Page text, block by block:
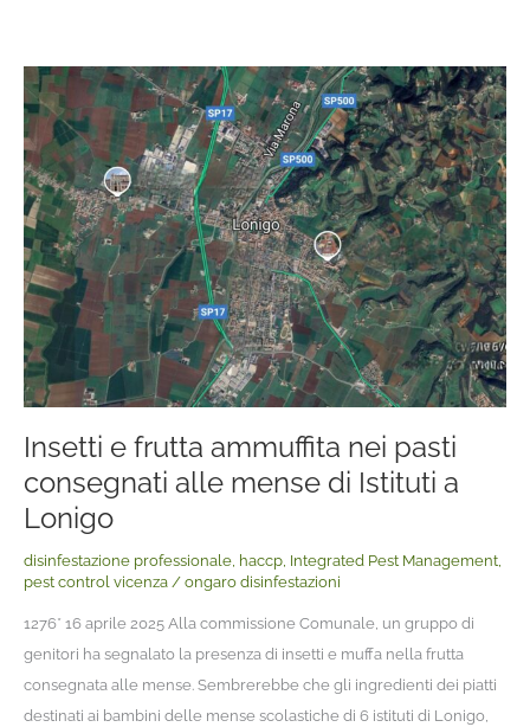
Insetti e frutta ammuffita nei pasti
consegnati alle mense di Istituti a
Lonigo
disinfestazione professionale, haccp, Integrated Pest Management,
pest control vicenza/ ongaro disinfestazioni
1276* 16 aprile 2025 Alla commissione Comunale, un gruppo di
genitori ha segnalato la presenza di insetti e muffa nella frutta
consegnata alle mense. Sembrerebbe che gli ingredienti dei piatti
destinati ai bambini delle mense scolastiche di 6 istituti di Lonigo,
Insetti
e
frutta
ammuffita
nei
pasti
consegnati
alle
mense
di
Istituti
Lonigo